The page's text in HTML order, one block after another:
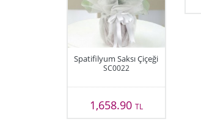
Spatifilyum Saksı Çiçeği
SC0022
1,658.90 TL